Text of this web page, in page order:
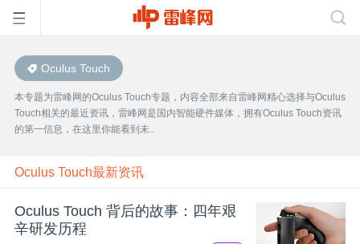
首
页
雷
峰
Oculus Touch
本专题为雷峰网的Oculus Touch专题，内容全部来自雷峰网精心选择与Oculus
Touch相关的最近资讯，雷峰网是国内智能硬件媒体，拥有Oculus Touch资讯
的第一信息，在这里你能看到未..
Oculus Touch最新资讯
Oculus Touch 背后的故事：四年艰
辛研发历程